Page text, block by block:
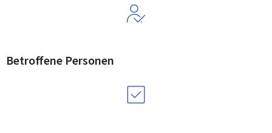
Betroffene Personen